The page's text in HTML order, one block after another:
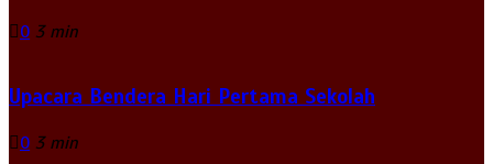
0 3 min
Upacara Bendera Hari Pertama Sekolah
0 3 min